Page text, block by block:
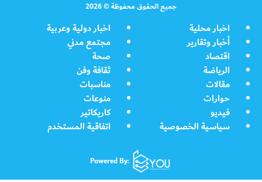
جميع الحقوق محفوظة © 2026
اخبار محلية
اخبار دولية وعربية
أخبار وتقارير
مجتمع مدني
اقتصاد
صحة
الرياضة
ثقافة وفن
مقالات
مناسبات
حوارات
منوعات
فيديو
كاريكاتير
سياسية الخصوصية
اتفاقية المستخدم
Powered By: